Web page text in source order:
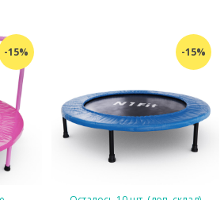
-15% -15%